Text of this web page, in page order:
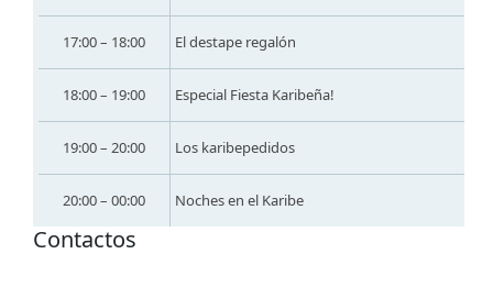
17:00 – 18:00 El destape regalón
18:00 – 19:00 Especial Fiesta Karibeña!
19:00 – 20:00 Los karibepedidos
20:00 – 00:00 Noches en el Karibe
Contactos